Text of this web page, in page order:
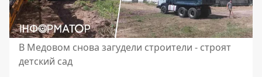
В Медовом снова загудели строители - строят
детский сад